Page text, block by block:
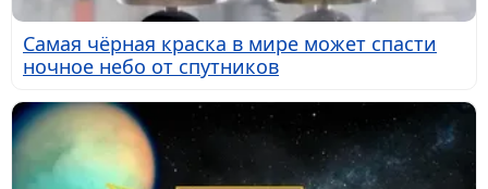
Самая чёрная краска в мире может спасти
ночное небо от спутников